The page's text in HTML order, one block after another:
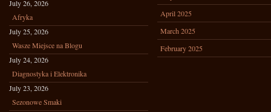
July 26, 2026
Afryka
July 25, 2026
Wasze Miejsce na Blogu
July 24, 2026
Diagnostyka i Elektronika
July 23, 2026
Sezonowe Smaki
April 2025
March 2025
February 2025